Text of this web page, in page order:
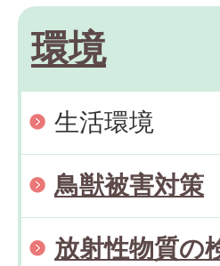
環境
生活環境
鳥獣被害対策
放射性物質の